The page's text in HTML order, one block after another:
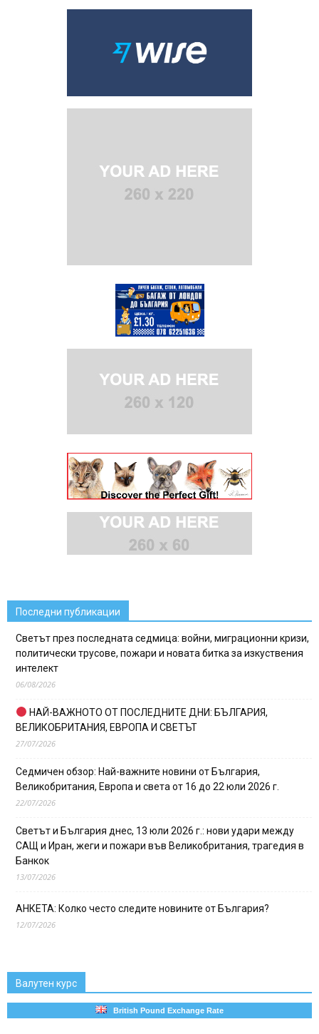
Последни публикации
Светът през последната седмица: войни, миграционни кризи,
политически трусове, пожари и новата битка за изкуствения
интелект
06/08/2026
НАЙ-ВАЖНОТО ОТ ПОСЛЕДНИТЕ ДНИ: БЪЛГАРИЯ,
ВЕЛИКОБРИТАНИЯ, ЕВРОПА И СВЕТЪТ
27/07/2026
Седмичен обзор: Най-важните новини от България,
Великобритания, Европа и света от 16 до 22 юли 2026 г.
22/07/2026
Светът и България днес, 13 юли 2026 г.: нови удари между
САЩ и Иран, жеги и пожари във Великобритания, трагедия в
Банкок
13/07/2026
АНКЕТА: Колко често следите новините от България?
12/07/2026
Валутен курс
British Pound Exchange Rate